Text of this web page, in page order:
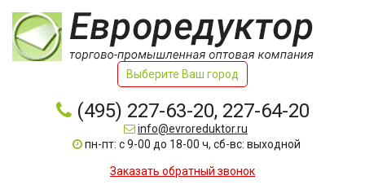
Выберите Ваш город
(495) 227-63-20, 227-64-20
info@evroreduktor.ru
пн-пт: с 9-00 до 18-00 ч, сб-вс: выходной
Заказать обратный звонок